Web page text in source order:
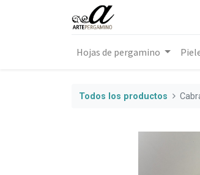
Hojas de pergamino
Todos los productos